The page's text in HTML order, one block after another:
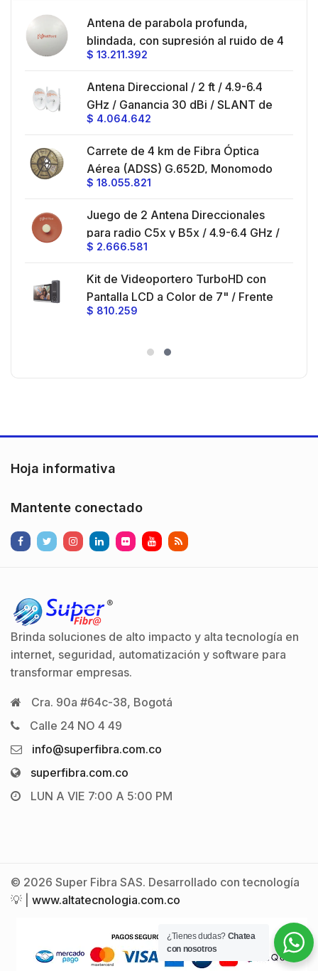
Antena de parabola profunda,
blindada, con supresión al ruido de 4
ft, 5.9-7.2 GHz, Ganancia 36 dBi con
hasta 80 km, Conectores N-hembra,
montaje con alineación milimétrica.
$ 13.211.392
Antena Direccional / 2 ft / 4.9-6.4
GHz / Ganancia 30 dBi / SLANT de
45 ° y 90 ° / Conector N-Hembra /
$ 4.064.642
Carrete de 4 km de Fibra Óptica
Aérea (ADSS) G.652D, Monomodo
de 24 Hilos, Exterior, Span 200,
$ 18.055.821
Juego de 2 Antena Direccionales
para radio C5x y B5x / 4.9-6.4 GHz /
Ganancia 27 dBi / Montaje incluido.
$ 2.666.581
Kit de Videoportero TurboHD con
Pantalla LCD a Color de 7" / Frente
de Calle para Exterior de
)130° de Visión (Gran Angular)
$ 810.259
Hoja informativa
Mantente conectado
Brinda soluciones de alto impacto y alta tecnología en
internet, seguridad, automatización y software para
transformar empresas.
Cra. 90a #64c-38, Bogotá
Calle 24 NO 4 49
info@superfibra.com.co
superfibra.com.co
LUN A VIE 7:00 A 5:00 PM
© 2026 Super Fibra SAS. Desarrollado con tecnología
💡 | www.altatecnologia.com.co
¿Tienes dudas? Chatea
con nosotros